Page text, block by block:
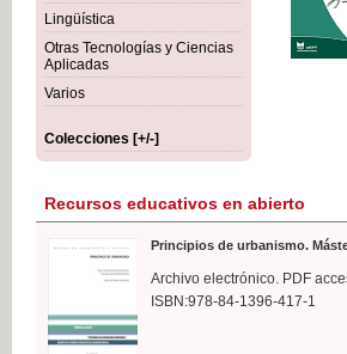
Lingüística
Otras Tecnologías y Ciencias
Aplicadas
Varios
Colecciones [+/-]
Recursos educativos en abierto
Principios de urbanismo.
Archivo electrónico. PDF
ISBN:978-84-1396-417-1